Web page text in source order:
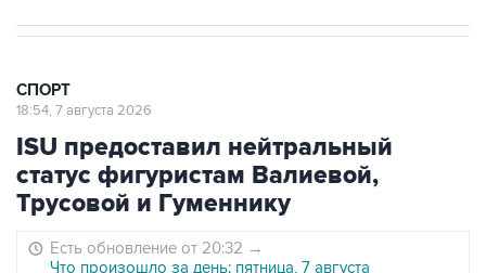
СПОРТ
18:54, 7 августа 2026
ISU предоставил нейтральный
статус фигуристам Валиевой,
Трусовой и Гуменнику
Есть обновление от 20:32 →
Что произошло за день: пятница, 7 августа